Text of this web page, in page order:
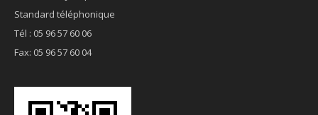
Standard téléphonique
Tél : 05 96 57 60 06
Fax: 05 96 57 60 04